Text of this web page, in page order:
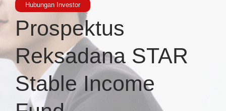
Hubungan Investor
Prospektus
Reksadana STAR
Stable Income